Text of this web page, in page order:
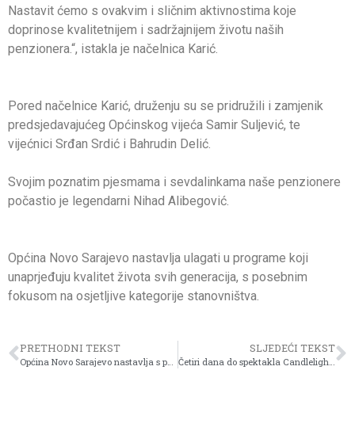
Nastavit ćemo s ovakvim i sličnim aktivnostima koje
doprinose kvalitetnijem i sadržajnijem životu naših
penzionera.“, istakla je načelnica Karić.
Pored načelnice Karić, druženju su se pridružili i zamjenik
predsjedavajućeg Općinskog vijeća Samir Suljević, te
vijećnici Srđan Srdić i Bahrudin Delić.
Svojim poznatim pjesmama i sevdalinkama naše penzionere
počastio je legendarni Nihad Alibegović.
Općina Novo Sarajevo nastavlja ulagati u programe koji
unaprjeđuju kvalitet života svih generacija, s posebnim
fokusom na osjetljive kategorije stanovništva.
PRETHODNI TEKST SLJEDEĆI TEKST